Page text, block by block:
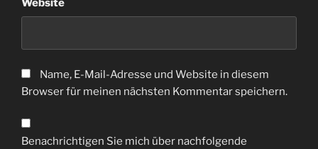
Website
Name, E-Mail-Adresse und Website in diesem
Browser für meinen nächsten Kommentar speichern.
Benachrichtigen Sie mich über nachfolgende